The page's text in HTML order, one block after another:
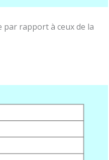
par rapport à ceux de la